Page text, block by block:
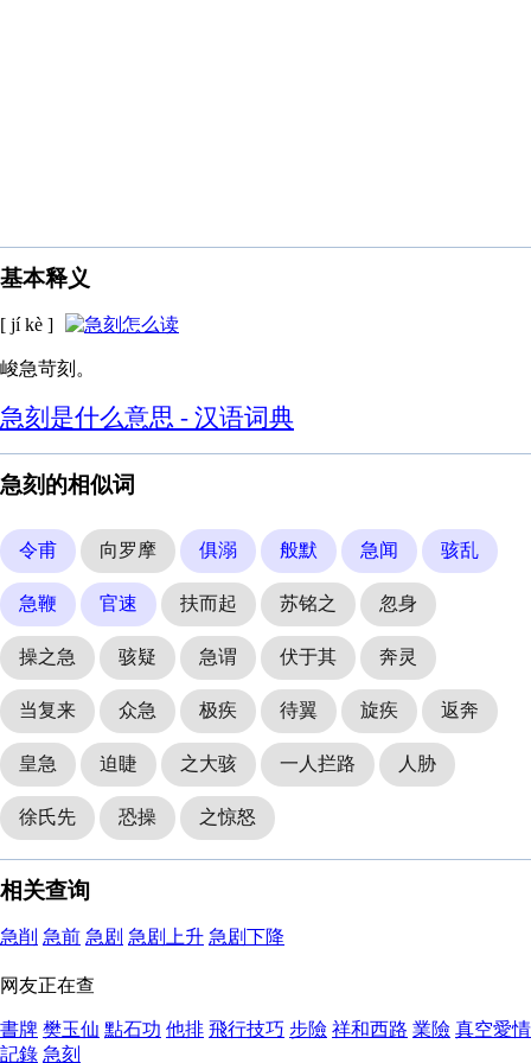
基本释义
[ jí kè ]
峻急苛刻。
急刻是什么意思 - 汉语词典
急刻的相似词
令甫 向罗摩 俱溺 般默 急闻 骇乱
急鞭 官速 扶而起 苏铭之 忽身
操之急 骇疑 急谓 伏于其 奔灵
当复来 众急 极疾 待翼 旋疾 返奔
皇急 迫睫 之大骇 一人拦路 人胁
徐氏先 恐操 之惊怒
相关查询
急削 急前 急剧 急剧上升 急剧下降
网友正在查
書牌 樊玉仙 點石功 他排 飛行技巧 步險 祥和西路 業險 真空愛情
記錄 急刻